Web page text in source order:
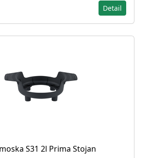
Detail
S31 2l Prima Stojan